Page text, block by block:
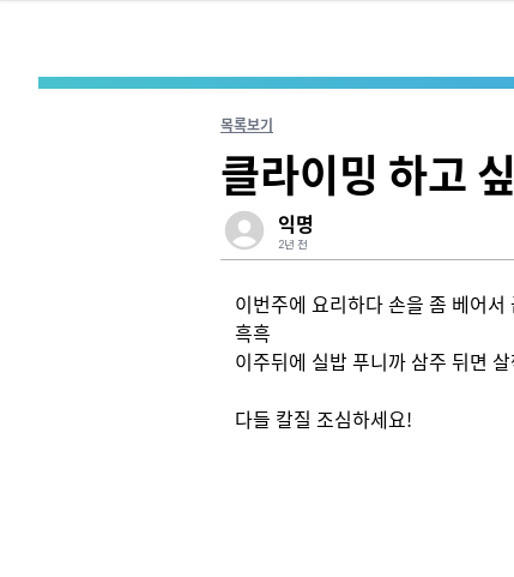
목록보기
클라이밍 하고
익명
2년 전
이번주에 요리하다 손을 좀 베어
흑흑
이주뒤에 실밥 푸니까 삼주 뒤면